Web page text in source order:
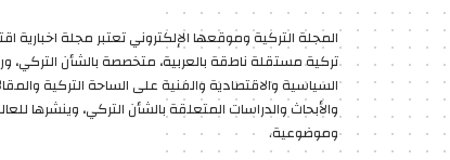
المجلة التركية وموقعها الإلكتروني تعتبر مجلة اخبارية
تركية مستقلة ناطقة بالعربية، متخصصة بالشأن التركي،
السياسية والاقتصادية والفنية على الساحة التركية
والأبحاث والدراسات المتعلقة بالشأن التركي، وينشرها
وموضوعية.